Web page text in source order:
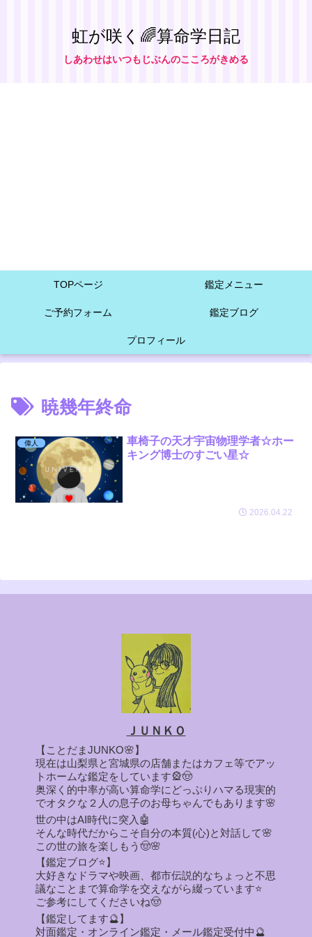
虹が咲く🌈算命学日記
しあわせはいつもじぶんのこころがきめる
TOPページ 鑑定メニュー
ご予約フォーム 鑑定ブログ
プロフィール
暁幾年終命
偉人
車椅子の天才宇宙物理学者☆ホー
キング博士のすごい星☆
2026.04.22
ＪＵＮＫＯ
【ことだまJUNKO🌸】
現在は山梨県と宮城県の店舗またはカフェ等でアッ
トホームな鑑定をしています🎡🤠
奥深く的中率が高い算命学にどっぷりハマる現実的
でオタクな２人の息子のお母ちゃんでもあります🌸
世の中はAI時代に突入🤖
そんな時代だからこそ自分の本質(心)と対話して🌸
この世の旅を楽しもう🤠🌸
【鑑定ブログ⭐】
大好きなドラマや映画、都市伝説的なちょっと不思
議なことまで算命学を交えながら綴っています⭐
ご参考にしてくださいね🤠
【鑑定してます🔮】
対面鑑定・オンライン鑑定・メール鑑定受付中🔮